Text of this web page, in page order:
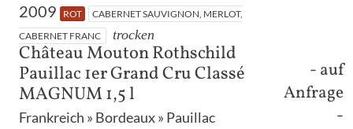
2009 ROT
CABERNET SAUVIGNON, MERLOT,
CABERNET FRANC
trocken
Château Mouton Rothschild
Pauillac 1er Grand Cru Classé
MAGNUM 1,5 l
Frankreich » Bordeaux » Pauillac
- auf
Anfrage
-